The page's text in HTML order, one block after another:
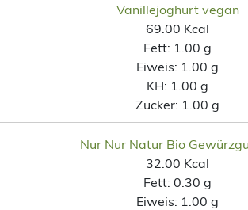
Vanillejoghurt vegan
69.00 Kcal
Fett: 1.00 g
Eiweis: 1.00 g
KH: 1.00 g
Zucker: 1.00 g
Nur Nur Natur Bio
32.00 Kcal
Fett: 0.30 g
Eiweis: 1.00 g